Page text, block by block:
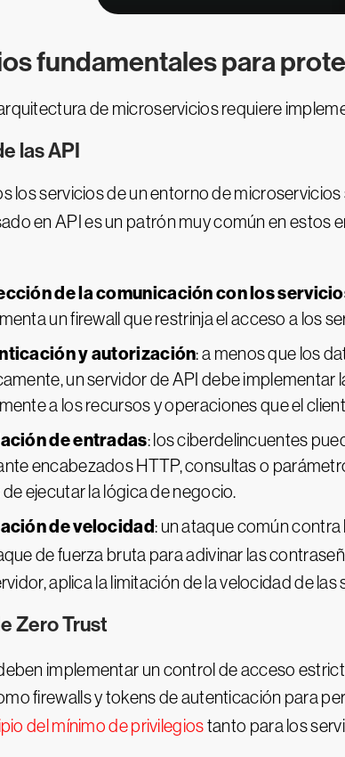
fundamentales para
de microservicios requiere
las API
los servicios de un entorno de
en API es un patrón muy común en
de la comunicación con los
un firewall que restrinja el acceso a los
y autorización: a menos que los
un servidor de API debe
a los recursos y operaciones que el
de entradas: los ciberdelincuentes
encabezados HTTP, consultas o
ejecutar la lógica de negocio.
de velocidad: un ataque común
de fuerza bruta para adivinar las
aplica la limitación de la velocidad de
Zero Trust
implementar un control de acceso
firewalls y tokens de autenticación para
del mínimo de privilegiostanto para los